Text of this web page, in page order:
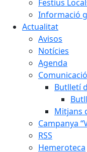
Festius
Informació
Actualitat
Avisos
Notícies
Agenda
Comunicació
Butlletí
Mitjans
Campanya
RSS
Hemeroteca